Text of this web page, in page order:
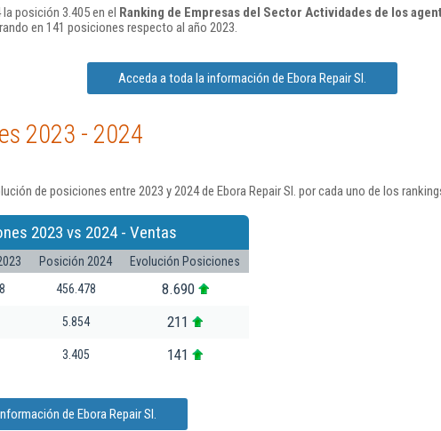
posición 3.405 en el Ranking de Empresas del Sector Actividades de los
en 141 posiciones respecto al año 2023.
Acceda a toda la información de Ebora Repair Sl.
2023 - 2024
de posiciones entre 2023 y 2024 de Ebora Repair Sl. por cada uno de los
2023 vs 2024 - Ventas
Posición 2024
Evolución Posiciones
456.478 8.690
5.854 211
3.405 141
de Ebora Repair Sl.